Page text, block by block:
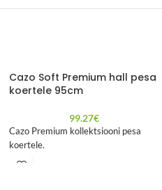
Cazo Soft Premium hall pesa
koertele 95cm
99.27€
Cazo Premium kollektsiooni pesa
koertele.